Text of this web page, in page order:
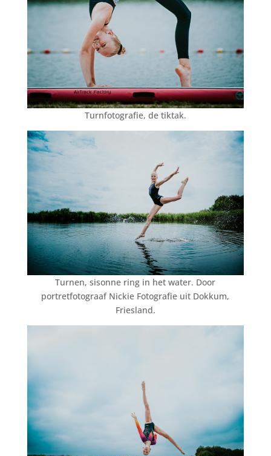
Turnfotografie, de tiktak.
Turnen, sisonne ring in het water. Door
portretfotograaf Nickie Fotografie uit Dokkum,
Friesland.